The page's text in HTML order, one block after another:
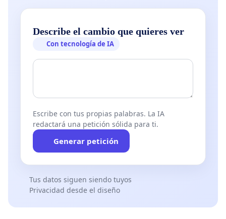
Describe el cambio que quieres ver
Con tecnología de IA
Escribe con tus propias palabras. La IA
redactará una petición sólida para ti.
Generar petición
Tus datos siguen siendo tuyos
Privacidad desde el diseño